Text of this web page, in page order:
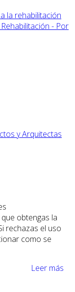
la rehabilitación
- Por
y Arquitectas
obtengas la
rechazas el uso
como se
Leer más